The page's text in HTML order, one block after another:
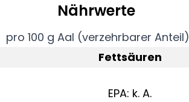
Nährwerte
pro 100 g Aal (verzehrbarer Anteil)
Fettsäuren
EPA: k. A.